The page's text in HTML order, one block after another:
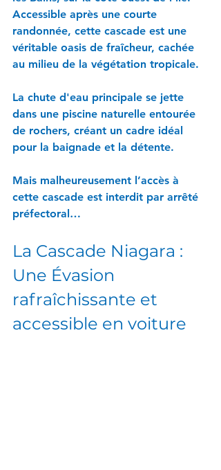
Accessible après une courte
randonnée, cette cascade est une
véritable oasis de fraîcheur, cachée
au milieu de la végétation tropicale.
La chute d'eau principale se jette
dans une piscine naturelle entourée
de rochers, créant un cadre idéal
pour la baignade et la détente.
Mais malheureusement l’accès à
cette cascade est interdit par arrêté
préfectoral…
La Cascade Niagara :
Une Évasion
rafraîchissante et
accessible en voiture